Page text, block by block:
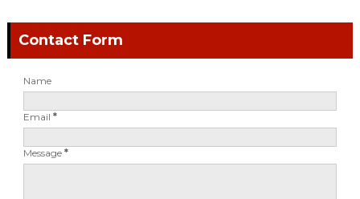
Contact Form
Name
Email *
Message *